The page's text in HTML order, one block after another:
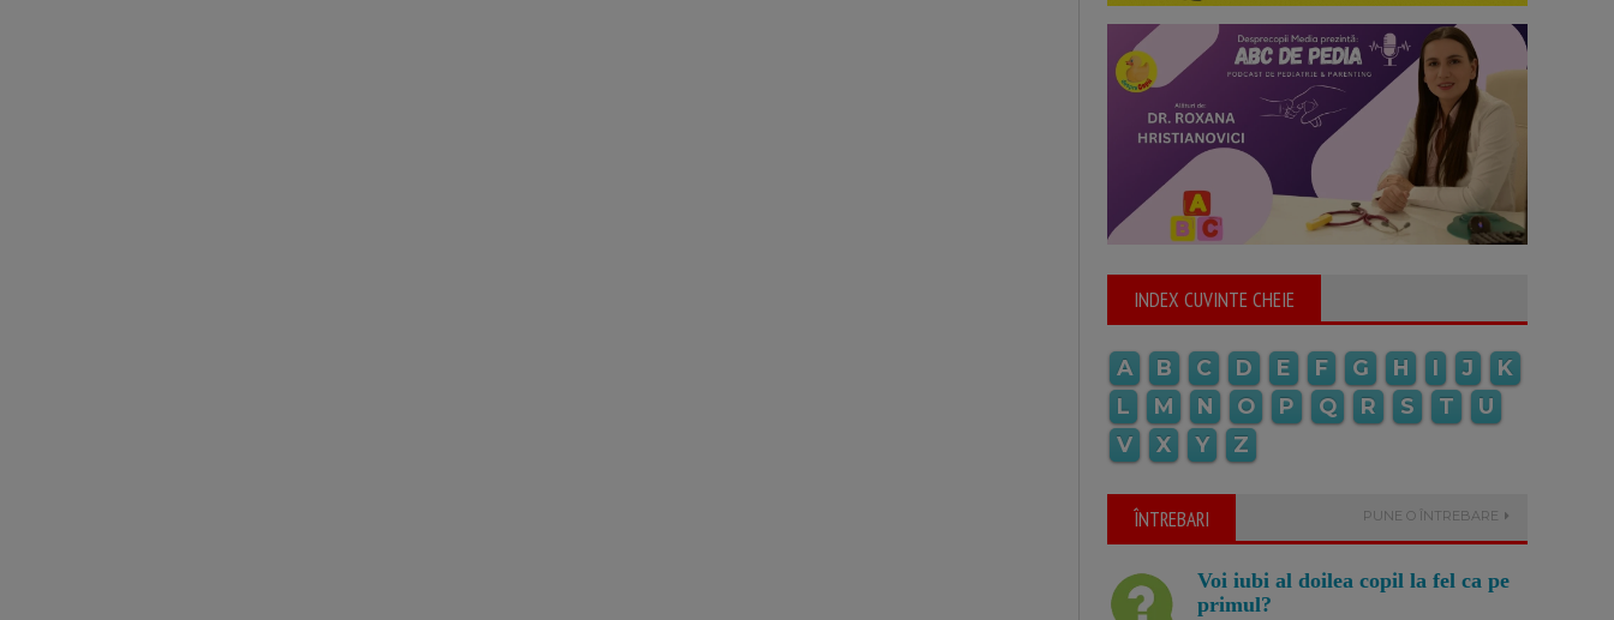
INDEX CUVINTE CHEIE
A B C D E F G H I J
K
L
M N O P Q R S T
U
V
X Y Z
ÎNTREBARI PUNE O ÎNTREBARE
Voi iubi al doilea copil la fel ca pe
primul?